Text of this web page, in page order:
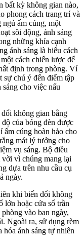
bất kỳ không gian nào,
phong cách trang trí và
ngủ ấm cúng, một
sôi động, ánh sáng
những khía cạnh
ánh sáng là hiểu cách
cách chiến lược để
định trong phòng. Ví
sự chú ý đến điểm tập
cho việc nấu
không gian bằng
của bóng đèn được
ấm cúng hoàn hảo cho
mát lý tưởng cho
vụ sáng. Bộ điều
vời vì chúng mang lại
dựa trên nhu cầu cụ
ngày.
khi biến đổi không
lớn hoặc cửa sổ trần
vào ban ngày,
Ngoài ra, sử dụng rèm
ánh sáng tự nhiên